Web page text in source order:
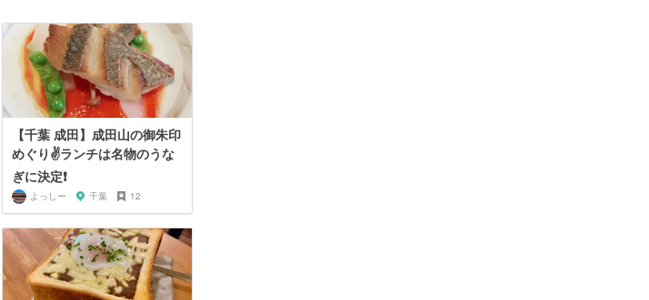
【千葉 成田】成田山の御朱印
めぐり✌️ランチは名物のうな
ぎに決定❗️
よっしー 千葉 12